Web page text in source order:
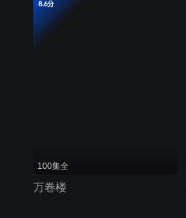
8.6分
100集全
万卷楼